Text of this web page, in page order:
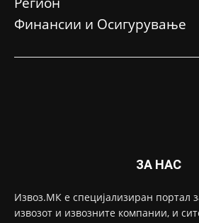
Финансии и Осигурување
ЗА НАС
Извоз.МК е специјализиран портал
извозот и извозните компании, и